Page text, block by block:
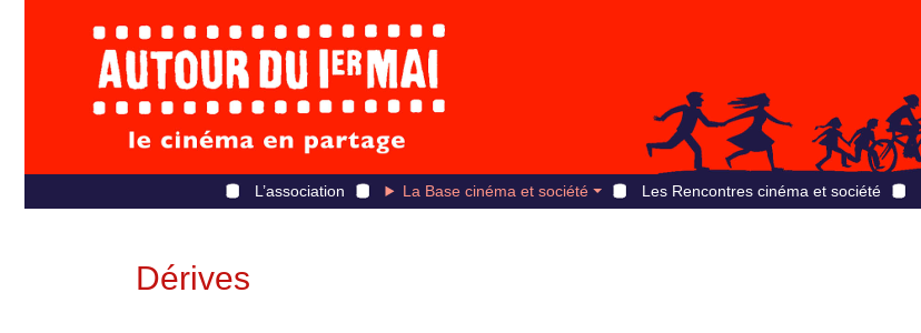
L’association La Base cinéma et société Les Rencontres cinéma et société
Dérives